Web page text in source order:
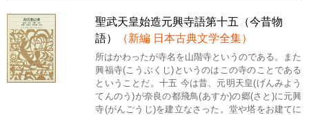
聖武天皇始造元興寺語第十五（今昔物
語）
（新編 日本古典文学全集）
所はかわったが寺名を山階寺というのである。また
興福寺(こうぶくじ)というのはこの寺のことである
ということだ。十五 今は昔、元明天皇(げんみよう
てんのう)が奈良の都飛鳥(あすか)の郷(さと)に元興
寺(がんごうじ)を建立なさった。堂や塔をお建てに